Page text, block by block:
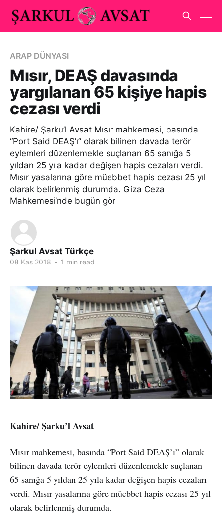
ARAP DÜNYASI
Mısır, DEAŞ davasında
yargılanan 65 kişiye hapis
cezası verdi
Kahire/ Şarku’l Avsat Mısır mahkemesi, basında
“Port Said DEAŞ’ı” olarak bilinen davada terör
eylemleri düzenlemekle suçlanan 65 sanığa 5
yıldan 25 yıla kadar değişen hapis cezaları verdi.
Mısır yasalarına göre müebbet hapis cezası 25 yıl
olarak belirlenmiş durumda. Giza Ceza
Mahkemesi’nde bugün gör
Şarkul Avsat Türkçe
08 Kas 2018 • 1 min read
Kahire/ Şarku’l Avsat
Mısır mahkemesi, basında “Port Said DEAŞ’ı” olarak
bilinen davada terör eylemleri düzenlemekle suçlanan
65 sanığa 5 yıldan 25 yıla kadar değişen hapis cezaları
verdi. Mısır yasalarına göre müebbet hapis cezası 25 yıl
olarak belirlenmiş durumda.